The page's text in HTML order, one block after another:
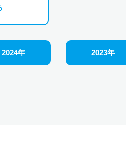
2024年 2023年